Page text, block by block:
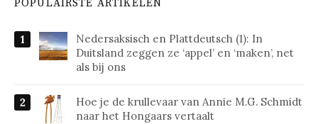
POPULAIRSTE ARTIKELEN
Nedersaksisch en Plattdeutsch (1): In
Duitsland zeggen ze ‘appel’ en ‘maken’, net
als bij ons
Hoe je de krullevaar van Annie M.G. Schmidt
naar het Hongaars vertaalt